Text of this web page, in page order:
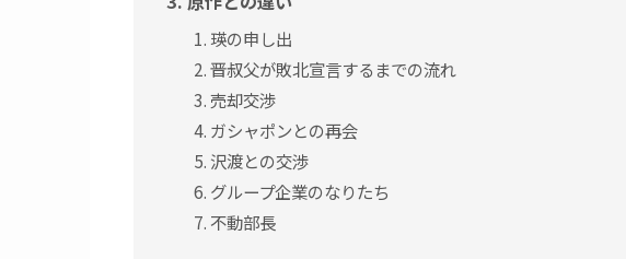
瑛の申し出
晋叔父が敗北宣言するまでの流れ
売却交渉
ガシャポンとの再会
沢渡との交渉
グループ企業のなりたち
不動部長